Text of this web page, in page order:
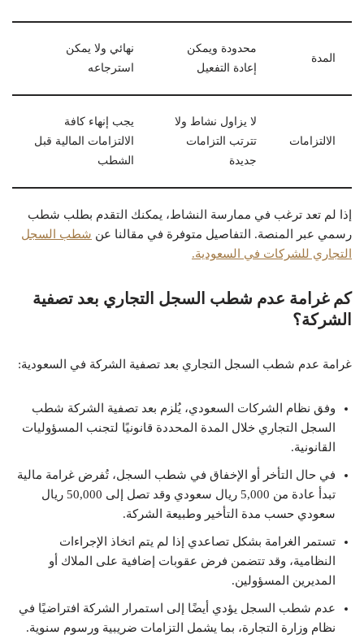
المدة
محدودة ويمكن
إعادة التفعيل
نهائي ولا يمكن
استرجاعه
الالتزامات
لا يزاول نشاط ولا
تترتب التزامات
جديدة
يجب إنهاء كافة
الالتزامات المالية قبل
الشطب
إذا لم تعد ترغب في ممارسة النشاط، يمكنك التقدم بطلب شطب
رسمي عبر المنصة. التفاصيل متوفرة في مقالنا عن شطب السجل
التجاري للشركات في السعودية.
كم غرامة عدم شطب السجل التجاري بعد تصفية
الشركة؟
غرامة عدم شطب السجل التجاري بعد تصفية الشركة في السعودية:
وفق نظام الشركات السعودي، يُلزم بعد تصفية الشركة شطب
السجل التجاري خلال المدة المحددة قانونيًا لتجنب المسؤوليات
القانونية.
في حال التأخر أو الإخفاق في شطب السجل، تُفرض غرامة مالية
تبدأ عادة من 5,000 ريال سعودي وقد تصل إلى 50,000 ريال
سعودي حسب مدة التأخير وطبيعة الشركة.
تستمر الغرامة بشكل تصاعدي إذا لم يتم اتخاذ الإجراءات
النظامية، وقد تتضمن فرض عقوبات إضافية على الملاك أو
المديرين المسؤولين.
عدم شطب السجل يؤدي أيضًا إلى استمرار الشركة افتراضيًا في
نظام وزارة التجارة، بما يشمل التزامات ضريبية ورسوم سنوية.